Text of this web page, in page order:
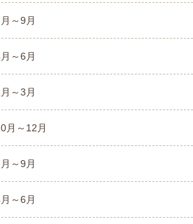
～9月
～6月
～3月
月～12月
～9月
～6月